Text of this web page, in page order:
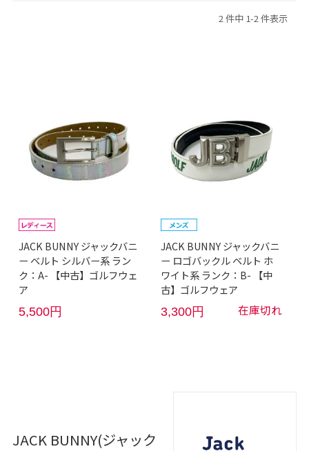
2 件中 1-2 件表示
JACK BUNNY ジャックバニ
ー ベルト シルバー系 ラン
ク：A- 【中古】ゴルフウェ
ア
5,500円
JACK BUNNY ジャックバニ
ー ロゴバックル ベルト ホ
ワイト系 ランク：B- 【中
古】ゴルフウェア
3,300円 在庫切れ
JACK BUNNY(ジャック